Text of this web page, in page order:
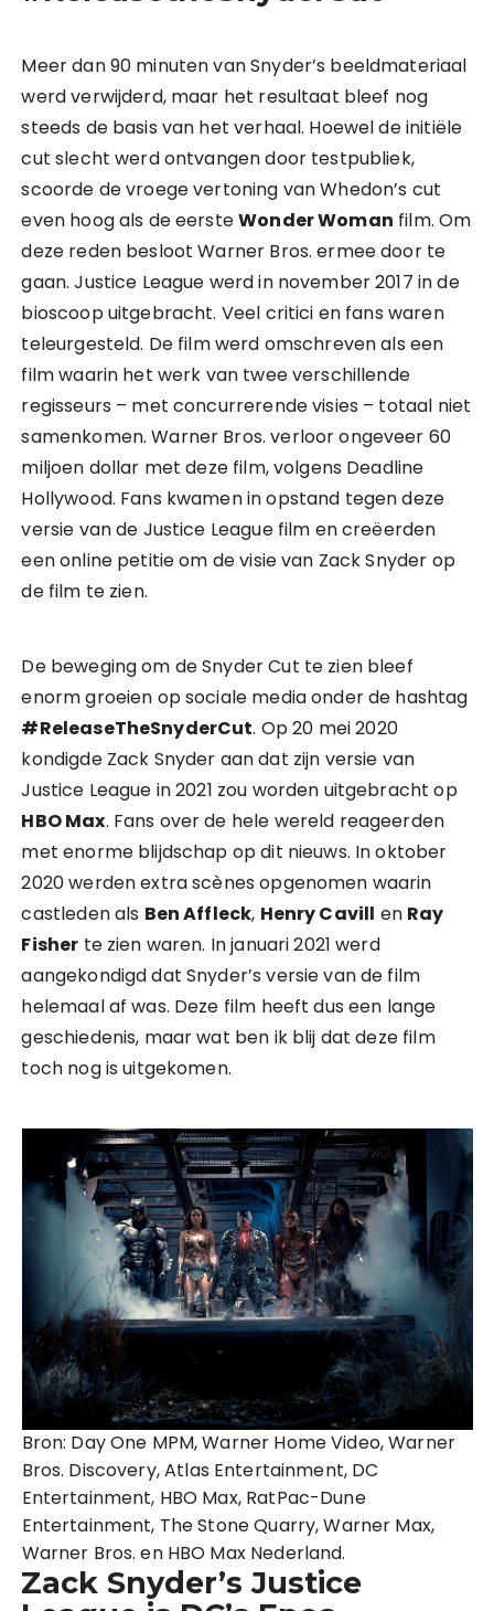
Meer dan 90 minuten van Snyder’s beeldmateriaal
werd verwijderd, maar het resultaat bleef nog
steeds de basis van het verhaal. Hoewel de initiële
cut slecht werd ontvangen door testpubliek,
scoorde de vroege vertoning van Whedon’s cut
even hoog als de eersteWonder Woman film. Om
deze reden besloot Warner Bros. ermee door te
gaan. Justice League werd in november 2017 in de
bioscoop uitgebracht. Veel critici en fans waren
teleurgesteld. De film werd omschreven als een
film waarin het werk van twee verschillende
regisseurs – met concurrerende visies – totaal niet
samenkomen. Warner Bros. verloor ongeveer 60
miljoen dollar met deze film, volgens Deadline
Hollywood. Fans kwamen in opstand tegen deze
versie van de Justice League film en creëerden
een online petitie om de visie van Zack Snyder op
de film te zien.
De beweging om de Snyder Cut te zien bleef
enorm groeien op sociale media onder de hashtag
#ReleaseTheSnyderCut. Op 20 mei 2020
kondigde Zack Snyder aan dat zijn versie van
Justice League in 2021 zou worden uitgebracht op
HBO Max. Fans over de hele wereld reageerden
met enorme blijdschap op dit nieuws. In oktober
2020 werden extra scènes opgenomen waarin
castleden als Ben Affleck, Henry Cavill en Ray
Fisher te zien waren. In januari 2021 werd
aangekondigd dat Snyder’s versie van de film
helemaal af was. Deze film heeft dus een lange
geschiedenis, maar wat ben ik blij dat deze film
toch nog is uitgekomen.
Bron: Day One MPM, Warner Home Video, Warner
Bros. Discovery, Atlas Entertainment, DC
Entertainment, HBO Max, RatPac-Dune
Entertainment, The Stone Quarry, Warner Max,
Warner Bros. en HBO Max Nederland.
Zack Snyder’s Justice